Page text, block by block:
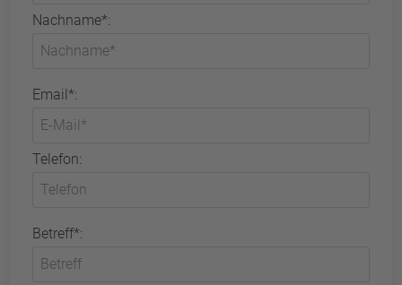
Nachname*:
Email*:
Telefon:
Betreff*: